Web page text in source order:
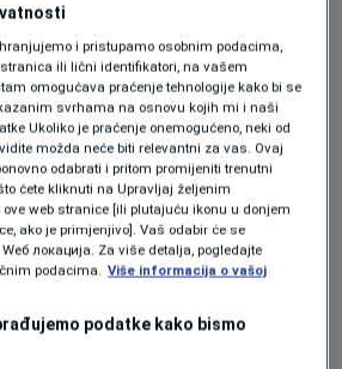
Oglas
MINISTRA ODBRANE
bi mogla uvesti obavezni vojni
i pristupamo osobnim podacima,
ili lični identifikatori, na vašem
omogućava praćenje tehnologije kako bi se
svrhama na osnovu kojih mi i naši
Ukoliko je praćenje onemogućeno, neki od
možda neće biti relevantni za vas. Ovaj
odabrati i pritom promijeniti trenutni
ćete kliknuti na Upravljaj željenim
web stranice [ili plutajuću ikonu u donjem
ako je primjenjivo]. Vaš odabir će se
локација. Za više detalja, pogledajte
podacima. Više informacija o vašoj
podatke kako bismo